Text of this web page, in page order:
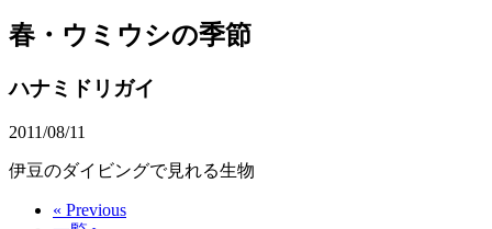
春・ウミウシの季節
ハナミドリガイ
2011/08/11
伊豆のダイビングで見れる生物
« Previous